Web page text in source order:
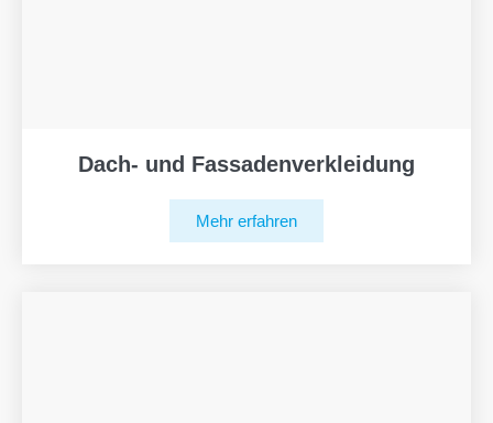
Dach- und Fassadenverkleidung
Mehr erfahren